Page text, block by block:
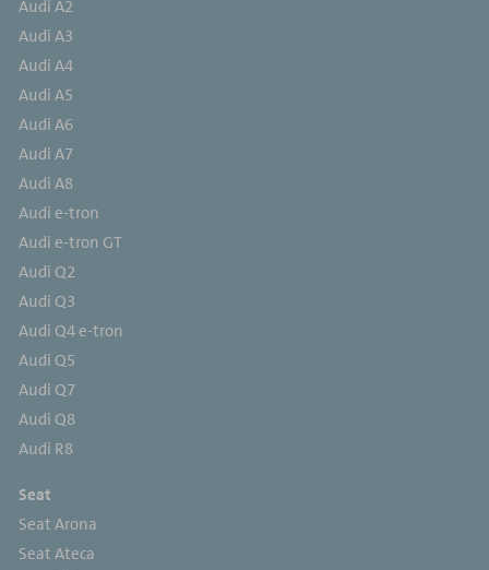
Audi A2
Audi A3
Audi A4
Audi A5
Audi A6
Audi A7
Audi A8
Audi e-tron
Audi e-tron GT
Audi Q2
Audi Q3
Audi Q4 e-tron
Audi Q5
Audi Q7
Audi Q8
Audi R8
Seat
Seat Arona
Seat Ateca